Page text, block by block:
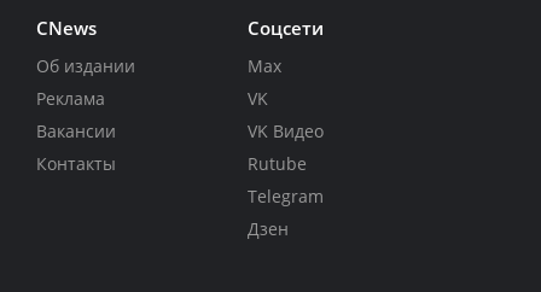
CNews
Об издании
Реклама
Вакансии
Контакты
Соцсети
Max
VK
VK Видео
Rutube
Telegram
Дзен